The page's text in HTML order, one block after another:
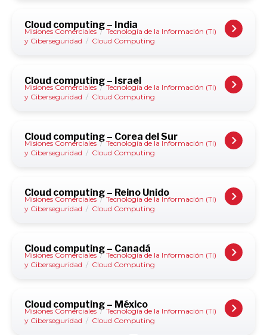
Cloud computing – India
Misiones Comerciales / Tecnología de la Información (TI)
y Ciberseguridad / Cloud Computing
Cloud computing – Israel
Misiones Comerciales / Tecnología de la Información (TI)
y Ciberseguridad / Cloud Computing
Cloud computing – Corea del Sur
Misiones Comerciales / Tecnología de la Información (TI)
y Ciberseguridad / Cloud Computing
Cloud computing – Reino Unido
Misiones Comerciales / Tecnología de la Información (TI)
y Ciberseguridad / Cloud Computing
Cloud computing – Canadá
Misiones Comerciales / Tecnología de la Información (TI)
y Ciberseguridad / Cloud Computing
Cloud computing – México
Misiones Comerciales / Tecnología de la Información (TI)
y Ciberseguridad / Cloud Computing